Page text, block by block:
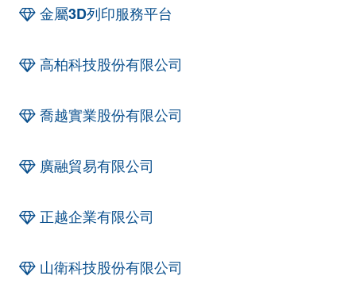
金屬3D列印服務平台
高柏科技股份有限公司
喬越實業股份有限公司
廣融貿易有限公司
正越企業有限公司
山衛科技股份有限公司